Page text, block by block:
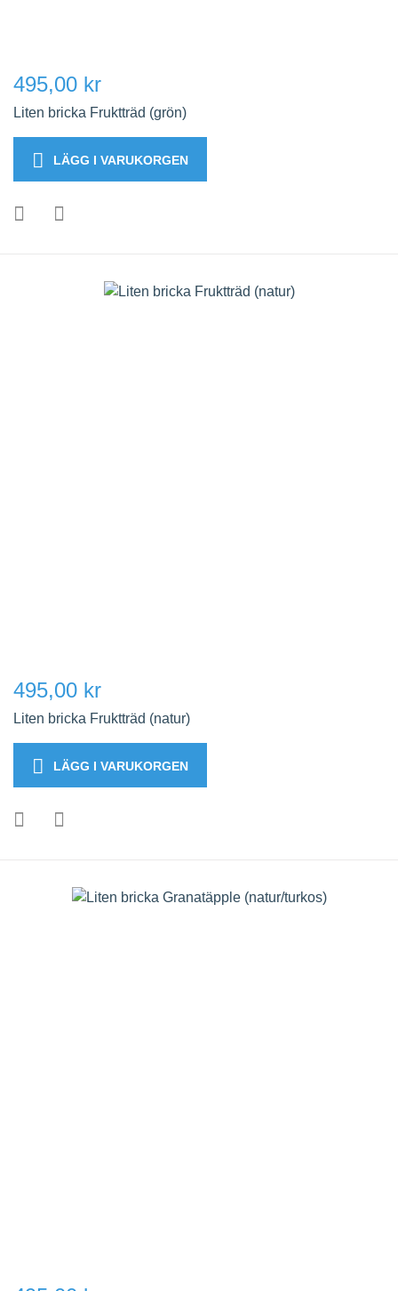
495,00 kr
Liten bricka Fruktträd (grön)
LÄGG I VARUKORGEN
495,00 kr
Liten bricka Fruktträd (natur)
LÄGG I VARUKORGEN